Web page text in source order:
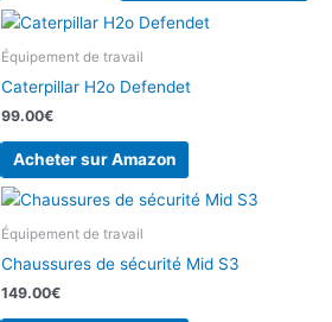
Équipement de travail
Caterpillar H2o Defendet
99.00€
Acheter sur Amazon
Équipement de travail
Chaussures de sécurité Mid S3
149.00€